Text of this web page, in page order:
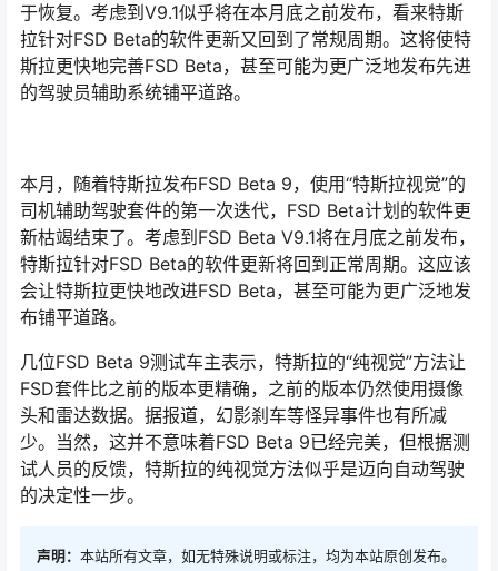
于恢复。考虑到V9.1似乎将在本月底之前发布，看来特斯
拉针对FSD Beta的软件更新又回到了常规周期。这将使特
斯拉更快地完善FSD Beta，甚至可能为更广泛地发布先进
的驾驶员辅助系统铺平道路。
本月，随着特斯拉发布FSD Beta 9，使用“特斯拉视觉”的
司机辅助驾驶套件的第一次迭代，FSD Beta计划的软件更
新枯竭结束了。考虑到FSD Beta V9.1将在月底之前发布，
特斯拉针对FSD Beta的软件更新将回到正常周期。这应该
会让特斯拉更快地改进FSD Beta，甚至可能为更广泛地发
布铺平道路。
几位FSD Beta 9测试车主表示，特斯拉的“纯视觉”方法让
FSD套件比之前的版本更精确，之前的版本仍然使用摄像
头和雷达数据。据报道，幻影刹车等怪异事件也有所减
少。当然，这并不意味着FSD Beta 9已经完美，但根据测
试人员的反馈，特斯拉的纯视觉方法似乎是迈向自动驾驶
的决定性一步。
声明： 本站所有文章，如无特殊说明或标注，均为本站原创发布。